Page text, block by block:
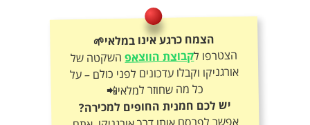
הצמח כרגע אינו במלאי🌱
הצטרפו לקבוצת הווצאפהשקטה של
אורגניקו וקבלו עדכונים לפני כולם – על
כל מה שחוזר למלאי📲
יש לכם חמנית החופים למכירה?